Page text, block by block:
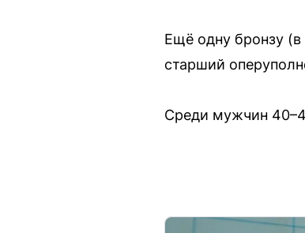
Ещё одну бронзу
старший
Среди мужчин